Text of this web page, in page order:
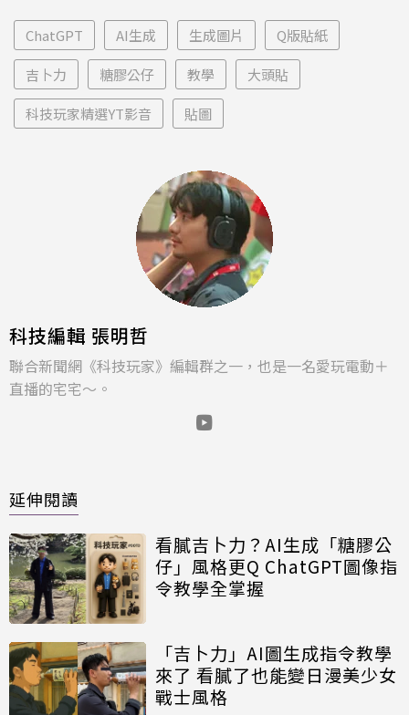
ChatGPT AI生成 生成圖片 Q版貼紙
吉卜力 糖膠公仔 教學 大頭貼
科技玩家精選YT影音 貼圖
科技編輯 張明哲
聯合新聞網《科技玩家》編輯群之一，也是一名愛玩電動＋
直播的宅宅～。
延伸閱讀
看膩吉卜力？AI生成「糖膠公
仔」風格更Q ChatGPT圖像指
令教學全掌握
「吉卜力」AI圖生成指令教學
來了 看膩了也能變日漫美少女
戰士風格